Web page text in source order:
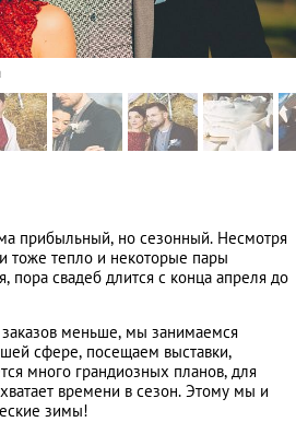
прибыльный, но сезонный. Несмотря
тоже тепло и некоторые пары
пора свадеб длится с конца апреля до
меньше, мы занимаемся
сфере, посещаем выставки,
много грандиозных планов, для
времени в сезон. Этому мы и
зимы!